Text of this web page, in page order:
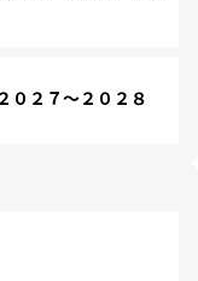
２７～２０２８